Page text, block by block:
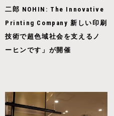
二郎 NOHIN: The Innovative
Printing Company 新しい印刷
技術で超色域社会を支えるノ
ーヒンです」が開催